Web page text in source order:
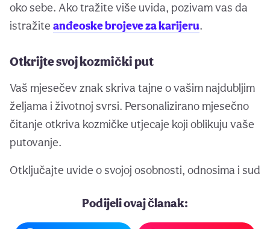
oko sebe. Ako tražite više uvida, pozivam vas da
istražite anđeoske brojeve za karijeru.
Otkrijte svoj kozmički put
Vaš mjesečev znak skriva tajne o vašim najdubljim
željama i životnoj svrsi. Personalizirano mjesečno
čitanje otkriva kozmičke utjecaje koji oblikuju vaše
putovanje.
Otključajte uvide o svojoj osobnosti, odnosima i sud
Podijeli ovaj članak: